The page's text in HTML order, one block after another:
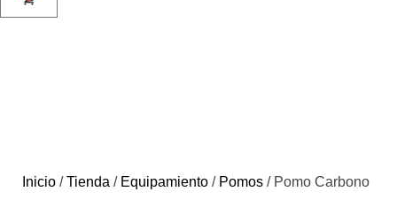
Inicio /Tienda / Equipamiento / Pomos / Pomo Carbono